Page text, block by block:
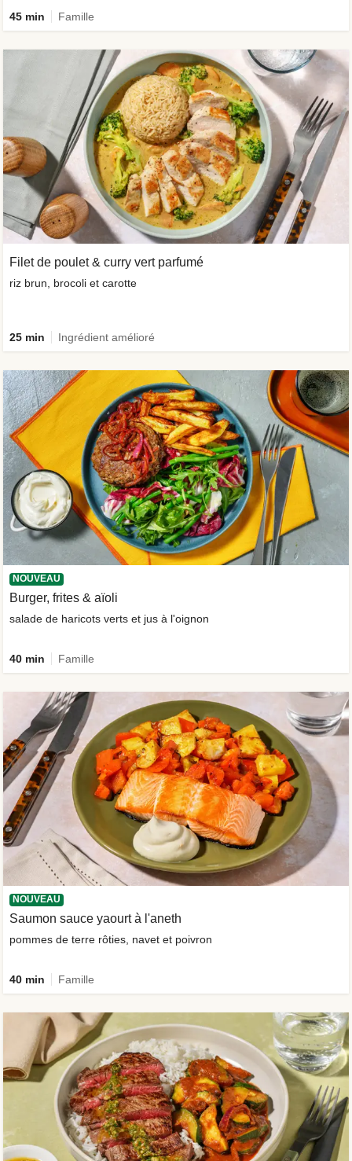
45 min Famille
Filet de poulet & curry vert parfumé
riz brun, brocoli et carotte
25 min Ingrédient amélioré
NOUVEAU
Burger, frites & aïoli
salade de haricots verts et jus à l'oignon
40 min Famille
NOUVEAU
Saumon sauce yaourt à l'aneth
pommes de terre rôties, navet et poivron
40 min Famille